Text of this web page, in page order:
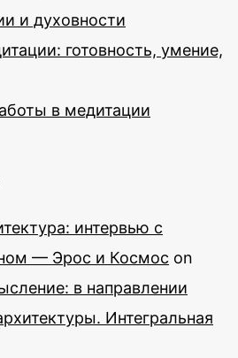
и духовности
готовность, умение,
в медитации
интервью с
— Эрос и Космос on
в направлении
Интегральная